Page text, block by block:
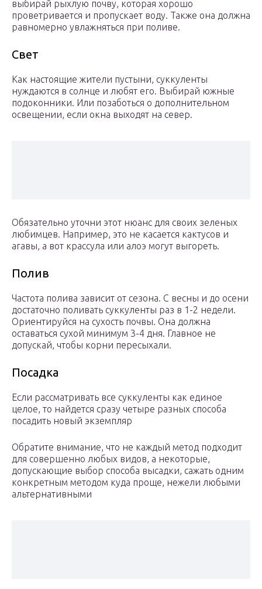
выбирай рыхлую почву, которая хорошо
проветривается и пропускает воду. Также она должна
равномерно увлажняться при поливе.
Свет
Как настоящие жители пустыни, суккуленты
нуждаются в солнце и любят его. Выбирай южные
подоконники. Или позаботься о дополнительном
освещении, если окна выходят на север.
Обязательно уточни этот нюанс для своих зеленых
любимцев. Например, это не касается кактусов и
агавы, а вот крассула или алоэ могут выгореть.
Полив
Частота полива зависит от сезона. С весны и до осени
достаточно поливать суккуленты раз в 1-2 недели.
Ориентируйся на сухость почвы. Она должна
оставаться сухой минимум 3-4 дня. Главное не
допускай, чтобы корни пересыхали.
Посадка
Если рассматривать все суккуленты как единое
целое, то найдется сразу четыре разных способа
посадить новый экземпляр
Обратите внимание, что не каждый метод подходит
для совершенно любых видов, а некоторые,
допускающие выбор способа высадки, сажать одним
конкретным методом куда проще, нежели любыми
альтернативными